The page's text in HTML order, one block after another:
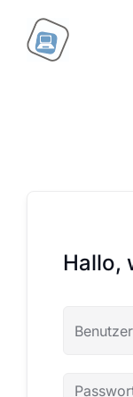
Inhalt
springen
Hallo,